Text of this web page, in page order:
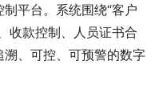
平台。系统围绕“客户
收款控制、人员证书合
、可控、可预警的数字